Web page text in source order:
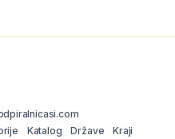
Katalog Države
Kraji